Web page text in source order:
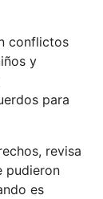
conflictos
y
para
revisa
pudieron
es